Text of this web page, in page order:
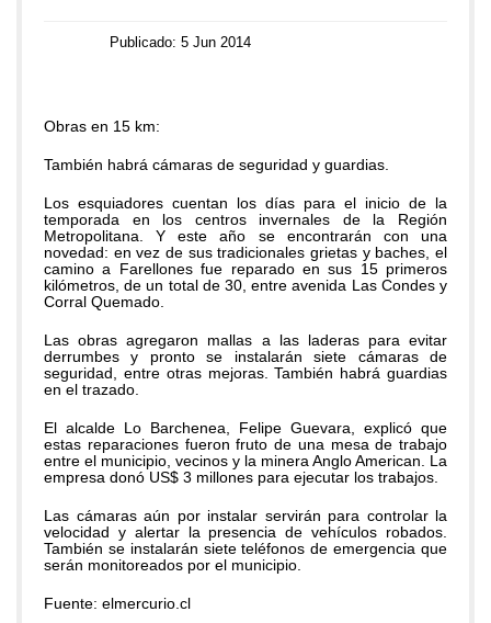
Publicado: 5 Jun 2014
Obras en 15 km:
También habrá cámaras de seguridad y guardias.
Los esquiadores cuentan los días para el inicio de la
temporada en los centros invernales de la Región
Metropolitana. Y este año se encontrarán con una
novedad: en vez de sus tradicionales grietas y baches, el
camino a Farellones fue reparado en sus 15 primeros
kilómetros, de un total de 30, entre avenida Las Condes y
Corral Quemado.
Las obras agregaron mallas a las laderas para evitar
derrumbes y pronto se instalarán siete cámaras de
seguridad, entre otras mejoras. También habrá guardias
en el trazado.
El alcalde Lo Barchenea, Felipe Guevara, explicó que
estas reparaciones fueron fruto de una mesa de trabajo
entre el municipio, vecinos y la minera Anglo American. La
empresa donó US$ 3 millones para ejecutar los trabajos.
Las cámaras aún por instalar servirán para controlar la
velocidad y alertar la presencia de vehículos robados.
También se instalarán siete teléfonos de emergencia que
serán monitoreados por el municipio.
Fuente: elmercurio.cl